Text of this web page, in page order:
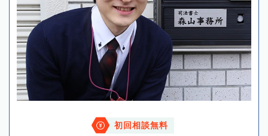
初回相談無料